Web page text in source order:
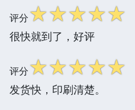
评分☆☆☆☆☆
很快就到了，好评
评分☆☆☆☆☆
发货快，印刷清楚。